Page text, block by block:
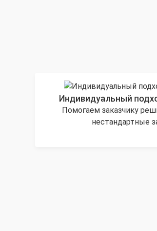
Индивидуальный
Помогаем заказчику
нестандартные